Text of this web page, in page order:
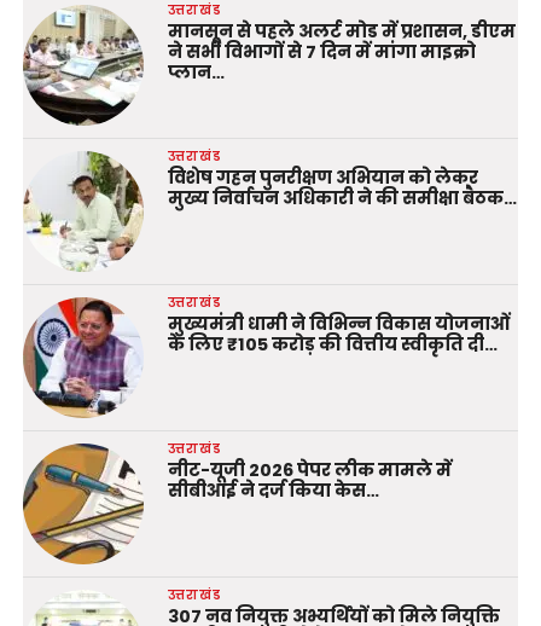
उत्तराखंड
मानसून से पहले अलर्ट मोड में प्रशासन, डीएम
ने सभी विभागों से 7 दिन में मांगा माइक्रो
प्लान…
उत्तराखंड
विशेष गहन पुनरीक्षण अभियान को लेकर
मुख्य निर्वाचन अधिकारी ने की समीक्षा बैठक…
उत्तराखंड
मुख्यमंत्री धामी ने विभिन्न विकास योजनाओं
के लिए ₹105 करोड़ की वित्तीय स्वीकृति दी…
उत्तराखंड
नीट-यूजी 2026 पेपर लीक मामले में
सीबीआई ने दर्ज किया केस…
उत्तराखंड
307 नव नियुक्त अभ्यर्थियों को मिले नियुक्ति